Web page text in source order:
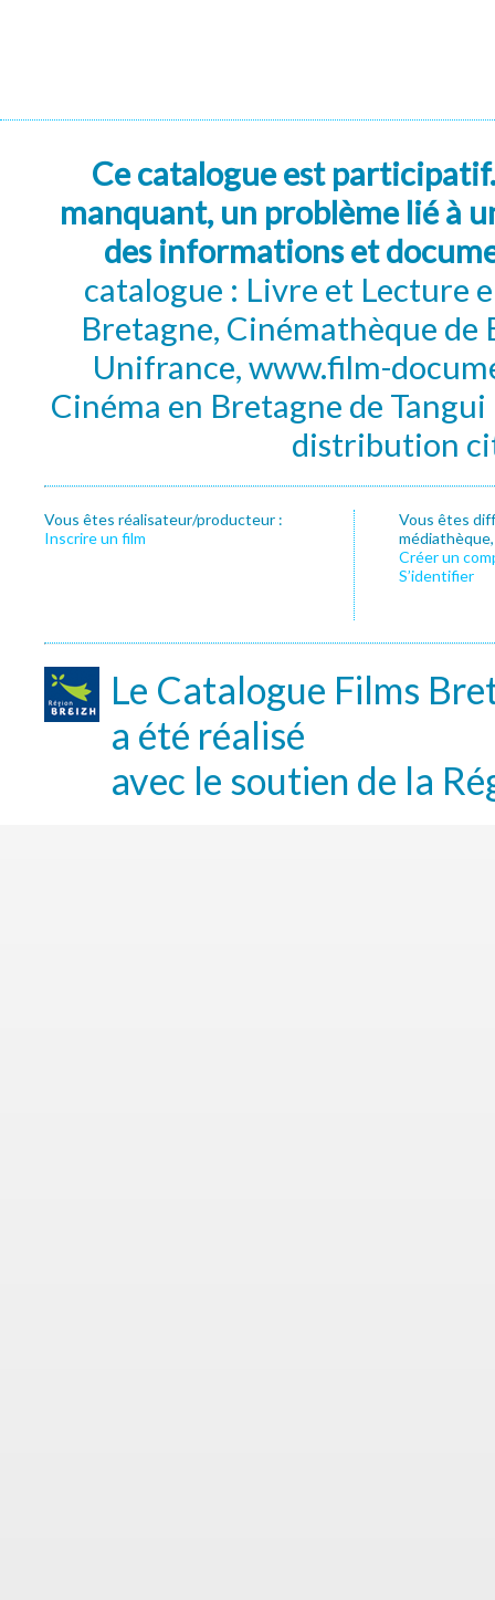
Ce catalogue est
manquant, un problème lié à
des informations et
catalogue : Livre et Lecture
Bretagne, Cinémathèque de
Unifrance, www.film-
Cinéma en Bretagne de
distribution
Vous êtes réalisateur/producteur :
Inscrire un film
Vous êtes
Créer un
S’identifier
Le Catalogue Films
a été réalisé
avec le soutien de la